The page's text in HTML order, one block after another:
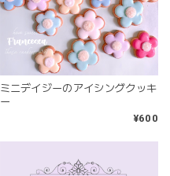
ミニデイジーのアイシングクッキ
ー
¥600